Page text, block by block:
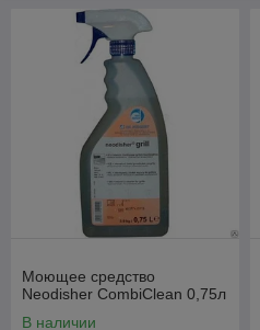
Моющее средство
Neodisher CombiClean 0,75л
В наличии